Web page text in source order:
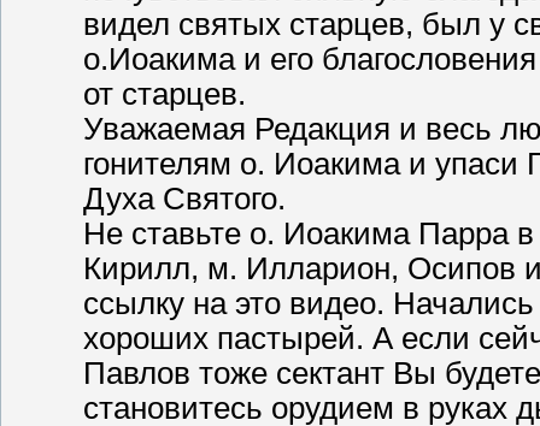
видел святых старцев, был у
о.Иоакима и его
от старцев.
Уважаемая Редакция и весь
гонителям о. Иоакима и упаси
Духа Святого.
Не ставьте о. Иоакима Парра
Кирилл, м. Илларион, Осипов
ссылку на это видео.
хороших пастырей. А если
Павлов тоже сектант Вы
становитесь орудием в руках